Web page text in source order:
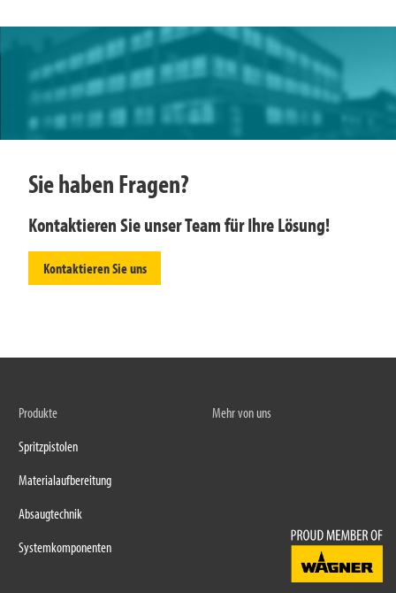
Sie haben Fragen?
Kontaktieren Sie unser Team für Ihre Lösung!
Kontaktieren Sie uns
Produkte
Spritzpistolen
Materialaufbereitung
Absaugtechnik
Systemkomponenten
Mehr von uns